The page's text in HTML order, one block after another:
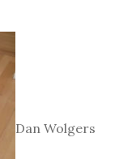
Dan Wolgers